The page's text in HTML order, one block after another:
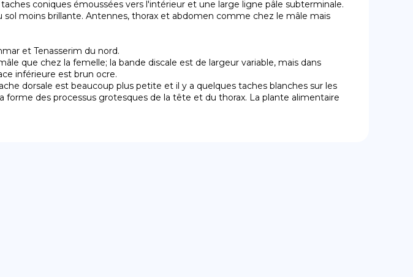
coniques émoussées vers l'intérieur et une large ligne pâle subterminale.
moins brillante. Antennes, thorax et abdomen comme chez le mâle mais
inférieure est brun ocre.
forme des processus grotesques de la tête et du thorax. La plante alimentaire